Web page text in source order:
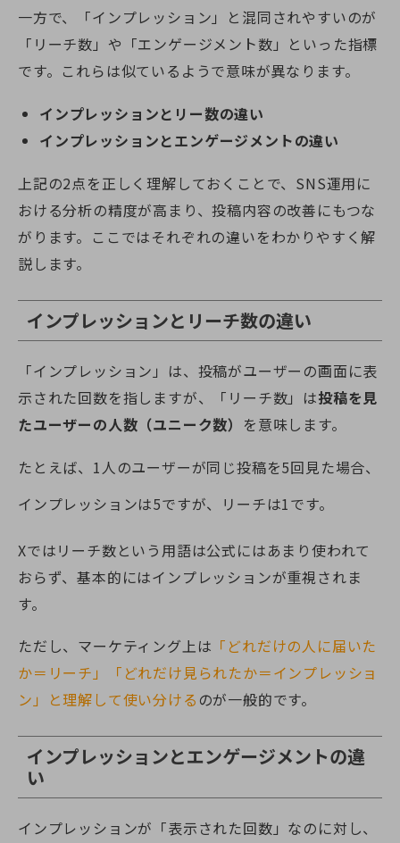
一方で、「インプレッション」と混同されやすいのが
「リーチ数」や「エンゲージメント数」といった指標
です。これらは似ているようで意味が異なります。
インプレッションとリー数の違い
インプレッションとエンゲージメントの違い
上記の2点を正しく理解しておくことで、SNS運用に
おける分析の精度が高まり、投稿内容の改善にもつな
がります。ここではそれぞれの違いをわかりやすく解
説します。
インプレッションとリーチ数の違い
「インプレッション」は、投稿がユーザーの画面に表
示された回数を指しますが、「リーチ数」は投稿を見
たユーザーの人数（ユニーク数） を意味します。
たとえば、1人のユーザーが同じ投稿を5回見た場合、
インプレッションは5ですが、リーチは1です。
Xではリーチ数という用語は公式にはあまり使われて
おらず、基本的にはインプレッションが重視されま
す。
ただし、マーケティング上は 「どれだけの人に届いた
か＝リーチ」「どれだけ見られたか＝インプレッショ
ン」と理解して使い分ける のが一般的です。
インプレッションとエンゲージメントの違
い
インプレッションが「表示された回数」なのに対し、